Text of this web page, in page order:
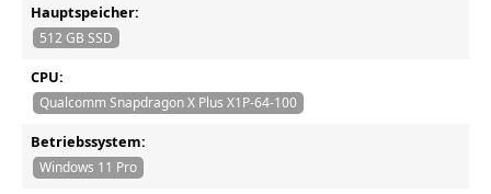
Hauptspeicher:
512 GB SSD
CPU:
Qualcomm Snapdragon X Plus X1P-64-100
Betriebssystem:
Windows 11 Pro